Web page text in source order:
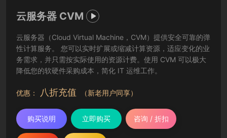
云服务器 CVM 
云服务器（Cloud Virtual Machine，CVM）提供安全可靠的弹
性计算服务。 您可以实时扩展或缩减计算资源，适应变化的业
务需求，并只需按实际使用的资源计费。使用 CVM 可以极大
降低您的软硬件采购成本，简化 IT 运维工作。
优惠： 八折充值 （新老用户同享）
购买说明 立即购买 咨询 / 折扣